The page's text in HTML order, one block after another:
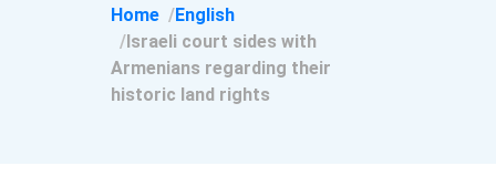
Home
English
Israeli court sides with
Armenians regarding their
historic land rights